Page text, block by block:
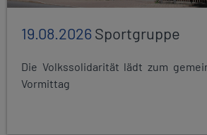
19.08.2026Sportgruppe
Die Volkssolidarität lädt zum
Vormittag